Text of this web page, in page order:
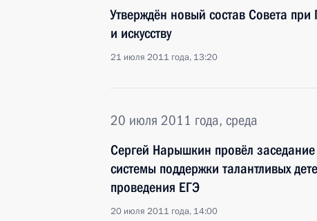
Утверждён новый состав Совета при
и искусству
21 июля 2011 года, 13:20
20 июля 2011 года, среда
Сергей Нарышкин провёл
системы поддержки талантливых
проведения ЕГЭ
20 июля 2011 года, 14:00